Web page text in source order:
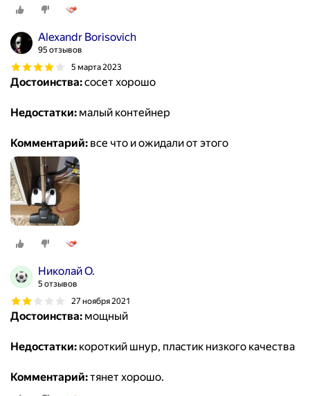
Alexandr Borisovich
95 отзывов
5 марта 2023
Достоинства:сосет хорошо
Недостатки: малый контейнер
Комментарий: все что и ожидали от этого
Николай О.
5 отзывов
27 ноября 2021
Достоинства: мощный
Недостатки: короткий шнур, пластик низкого качества
Комментарий:тянет хорошо.